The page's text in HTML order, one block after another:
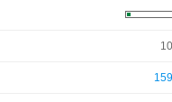
10
159